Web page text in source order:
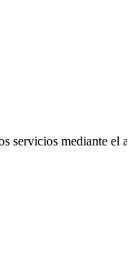
mediante